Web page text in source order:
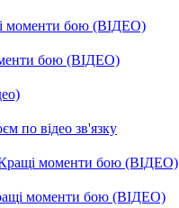
моменти бою (ВІДЕО)
бою (ВІДЕО)
по відео зв'язку
Кращі моменти бою (ВІДЕО)
моменти бою (ВІДЕО)